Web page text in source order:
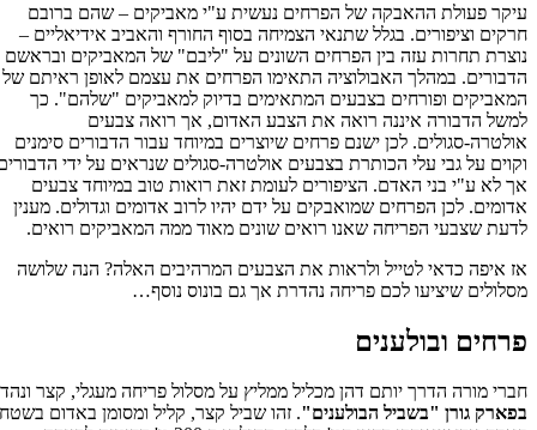
עיקר פעולת ההאבקה של הפרחים נעשית ע"י מאביקים – שהם ברובם
חרקים וציפורים. בגלל שתנאי הצמיחה בסוף החורף והאביב אידיאליים –
נוצרת תחרות עזה בין הפרחים השונים על "ליבם" של המאביקים ובראשם
הדבורים. במהלך האבולוציה התאימו הפרחים את עצמם לאופן ראיתם של
המאביקים ופורחים בצבעים המתאימים בדיוק למאביקים "שלהם". כך
למשל הדבורה איננה רואה את הצבע האדום, אך רואה צבעים
אולטרה-סגולים. לכן ישנם פרחים שיוצרים במיוחד עבור הדבורים סימנים
וקוים על גבי עלי הכותרת בצבעים אולטרה-סגולים שנראים על ידי הדבורים
אך לא ע"י בני האדם. הציפורים לעומת זאת רואות טוב במיוחד צבעים
אדומים. לכן הפרחים שמואבקים על ידם יהיו לרוב אדומים וגדולים. מענין
לדעת שצבעי הפריחה שאנו רואים שונים מאוד ממה המאביקים רואים.
אז איפה כדאי לטייל ולראות את הצבעים המרהיבים האלה? הנה שלושה
מסלולים שיציעו לכם פריחה נהדרת אך גם בונוס נוסף…
פרחים ובולענים
חברי מורה הדרך יותם דהן מכליל ממליץ על מסלול פריחה מעגלי, קצר ונהדר
בפארק גורן "בשביל הבולענים". זהו שביל קצר, קליל ומסומן באדום בשטח